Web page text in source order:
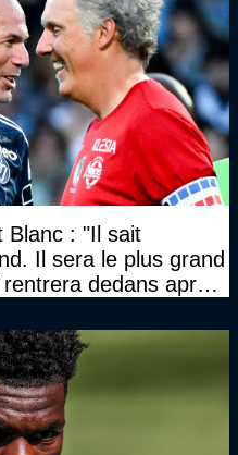
Blanc : "Il sait
Il sera le plus grand
dedans après